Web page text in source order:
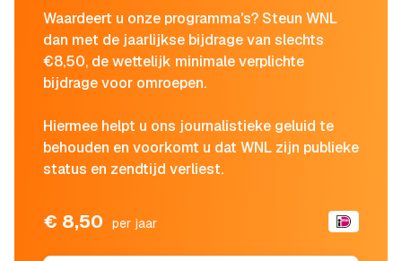
Waardeert u onze programma's? Steun WNL
dan met de jaarlijkse bijdrage van slechts
€8,50, de wettelijk minimale verplichte
bijdrage voor omroepen.
Hiermee helpt u ons journalistieke geluid te
behouden en voorkomt u dat WNL zijn publieke
status en zendtijd verliest.
€ 8,50 per jaar